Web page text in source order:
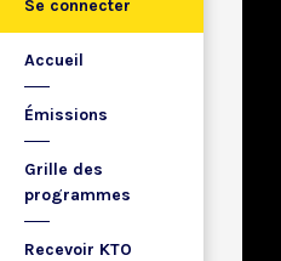
Se connecter
Accueil
Émissions
Grille des
programmes
Recevoir KTO